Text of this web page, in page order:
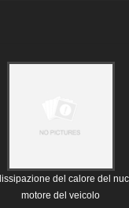
del calore del
motore del veicolo